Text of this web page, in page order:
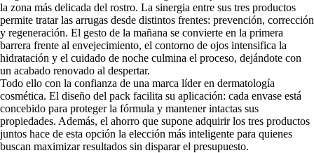
la zona más delicada del rostro. La sinergia entre sus tres productos
permite tratar las arrugas desde distintos frentes: prevención, corrección
y regeneración. El gesto de la mañana se convierte en la primera
barrera frente al envejecimiento, el contorno de ojos intensifica la
hidratación y el cuidado de noche culmina el proceso, dejándote con
un acabado renovado al despertar.
Todo ello con la confianza de una marca líder en dermatología
cosmética. El diseño del pack facilita su aplicación: cada envase está
concebido para proteger la fórmula y mantener intactas sus
propiedades. Además, el ahorro que supone adquirir los tres productos
juntos hace de esta opción la elección más inteligente para quienes
buscan maximizar resultados sin disparar el presupuesto.